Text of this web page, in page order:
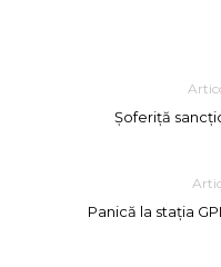
Șoferiță
Panică la stația